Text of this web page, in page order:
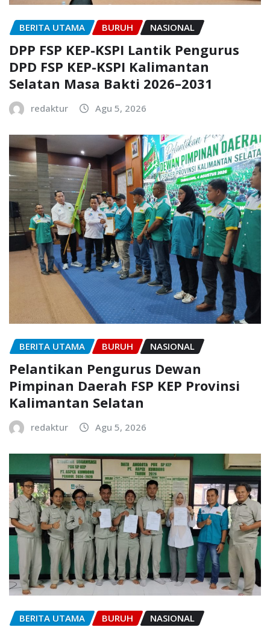
BERITA UTAMA BURUH NASIONAL
DPP FSP KEP-KSPI Lantik Pengurus
DPD FSP KEP-KSPI Kalimantan
Selatan Masa Bakti 2026–2031
redaktur Agu 5, 2026
BERITA UTAMA BURUH NASIONAL
Pelantikan Pengurus Dewan
Pimpinan Daerah FSP KEP Provinsi
Kalimantan Selatan
redaktur Agu 5, 2026
BERITA UTAMA BURUH NASIONAL